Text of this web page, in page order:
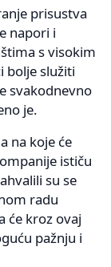
prisustva
napori i
s visokim
bolje služiti
svakodnevno
je.
na koje će
ističu
su se
radu
će kroz ovaj
pažnju i